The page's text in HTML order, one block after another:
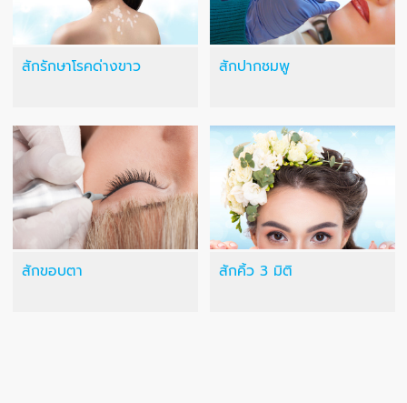
สักรักษาโรคด่างขาว สักปากชมพู
สักขอบตา สักคิ้ว 3 มิติ